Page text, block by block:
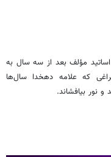
مؤلف بعد از سه سال به
که علامه دهخدا سال‌ها
نور بیافشاند.